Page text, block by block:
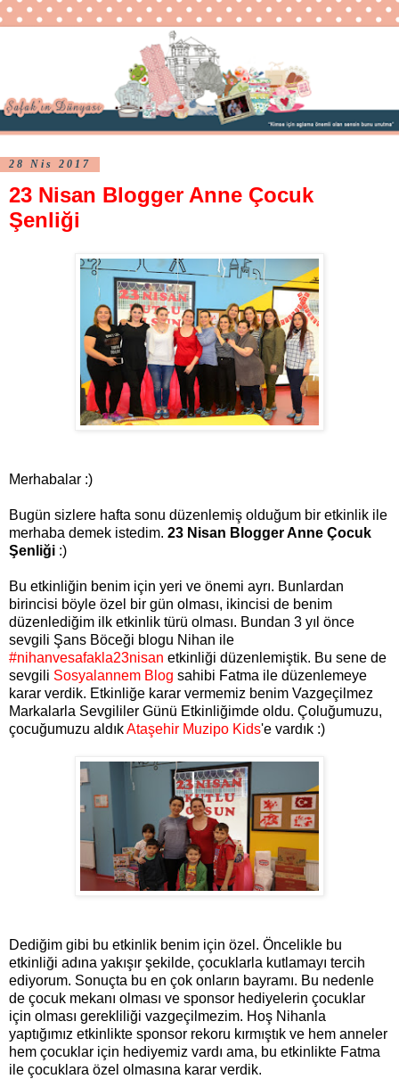
28 Nis 2017
23 Nisan Blogger Anne Çocuk
Şenliği
Merhabalar :)
Bugün sizlere hafta sonu düzenlemiş olduğum bir etkinlik ile
merhaba demek istedim. 23 Nisan Blogger Anne Çocuk
Şenliği :)
Bu etkinliğin benim için yeri ve önemi ayrı. Bunlardan
birincisi böyle özel bir gün olması, ikincisi de benim
düzenlediğim ilk etkinlik türü olması. Bundan 3 yıl önce
sevgili Şans Böceği blogu Nihan ile
#nihanvesafakla23nisan etkinliği düzenlemiştik. Bu sene de
sevgili Sosyalannem Blog sahibi Fatma ile düzenlemeye
karar verdik. Etkinliğe karar vermemiz benim Vazgeçilmez
Markalarla Sevgililer Günü Etkinliğimde oldu. Çoluğumuzu,
çocuğumuzu aldıkAtaşehir Muzipo Kids'e vardık :)
Dediğim gibi bu etkinlik benim için özel. Öncelikle bu
etkinliği adına yakışır şekilde, çocuklarla kutlamayı tercih
ediyorum. Sonuçta bu en çok onların bayramı. Bu nedenle
de çocuk mekanı olması ve sponsor hediyelerin çocuklar
için olması gerekliliği vazgeçilmezim. Hoş Nihanla
yaptığımız etkinlikte sponsor rekoru kırmıştık ve hem anneler
hem çocuklar için hediyemiz vardı ama, bu etkinlikte Fatma
ile çocuklara özel olmasına karar verdik.